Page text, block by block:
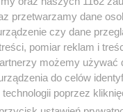
była bardzo
mogą otworzyć
igrzysk
przetwarzamy dane
czy dane
pomiar reklam i
możemy
do celów
poprzez